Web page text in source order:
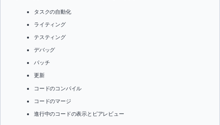
タスクの自動化
ライティング
テスティング
デバッグ
パッチ
更新
コードのコンパイル
コードのマージ
進行中のコードの表示とピアレビュー